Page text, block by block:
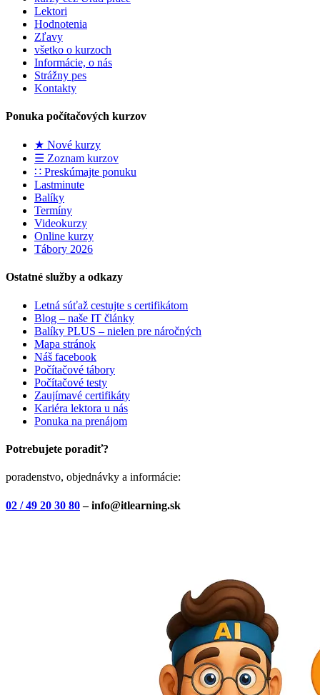
Lektori
Hodnotenia
Zľavy
všetko o kurzoch
Informácie, o nás
Strážny pes
Kontakty
Ponuka počítačových kurzov
★ Nové kurzy
☰ Zoznam kurzov
∷ Preskúmajte ponuku
Lastminute
Balíky
Termíny
Videokurzy
Online kurzy
Tábory 2026
Ostatné služby a odkazy
Letná súťaž cestujte s certifikátom
Blog – naše IT články
Balíky PLUS – nielen pre náročných
Mapa stránok
Náš facebook
Počítačové tábory
Počítačové testy
Zaujímavé certifikáty
Kariéra lektora u nás
Ponuka na prenájom
Potrebujete poradiť?
poradenstvo, objednávky a informácie:
02 / 49 20 30 80– info@itlearning.sk